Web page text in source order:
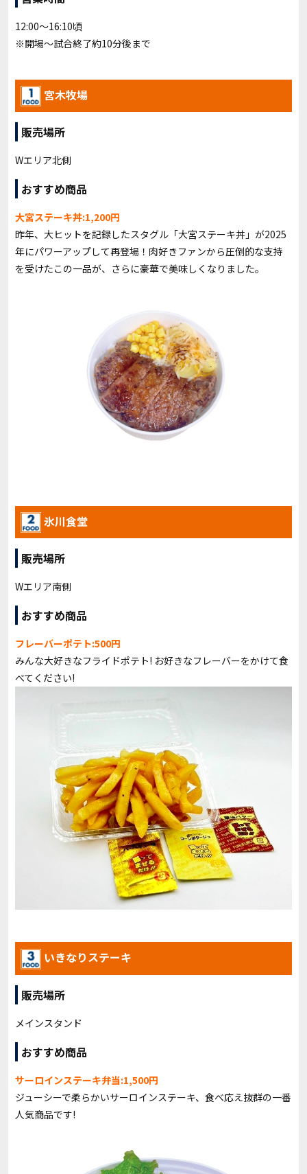
12:00～16:10頃
※開場～試合終了約10分後まで
宮木牧場
販売場所
Wエリア北側
おすすめ商品
大宮ステーキ丼:1,200円
昨年、大ヒットを記録したスタグル「大宮ステーキ丼」が2025
年にパワーアップして再登場！肉好きファンから圧倒的な支持
を受けたこの一品が、さらに豪華で美味しくなりました。
氷川食堂
販売場所
Wエリア南側
おすすめ商品
フレーバーポテト:500円
みんな大好きなフライドポテト! お好きなフレーバーをかけて食
べてください!
いきなりステーキ
販売場所
メインスタンド
おすすめ商品
サーロインステーキ弁当:1,500円
ジューシーで柔らかいサーロインステーキ、食べ応え抜群の一番
人気商品です!